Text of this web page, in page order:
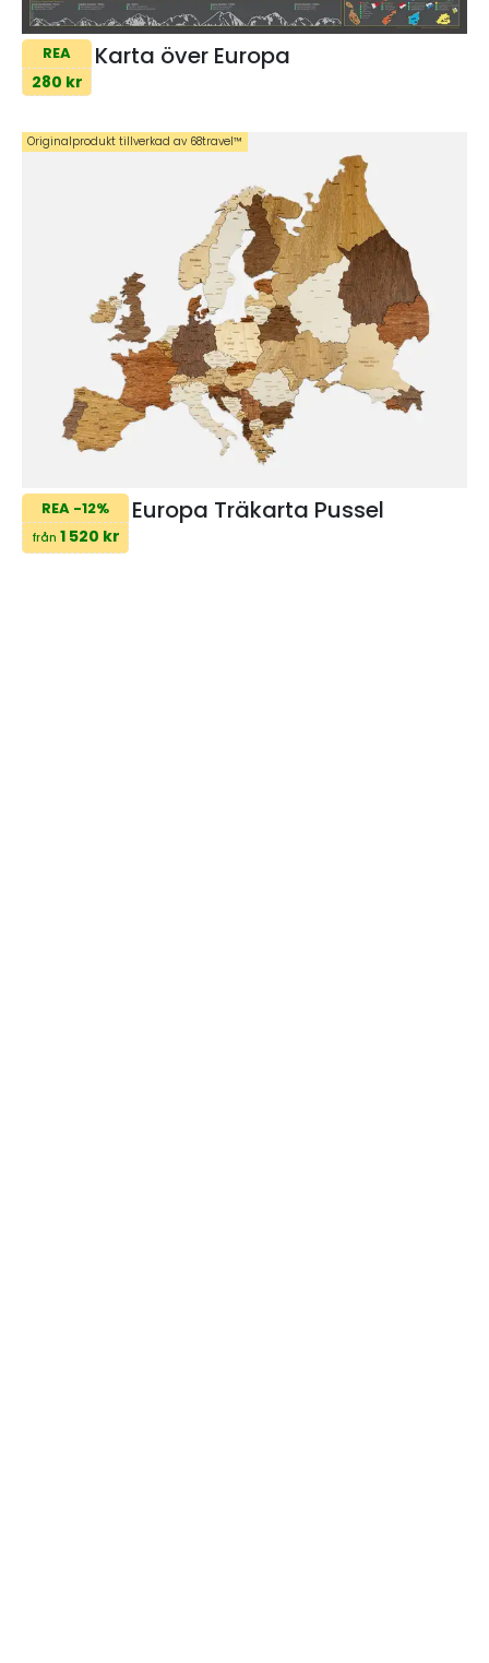
REA
280 kr
Karta över Europa
REA -12%
från 1 520 kr
Europa Träkarta Pussel
Originalprodukt tillverkad av 68travel™️